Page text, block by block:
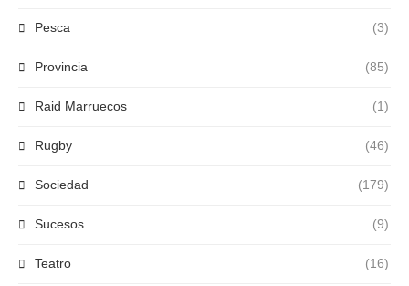
Pesca (3)
Provincia (85)
Raid Marruecos (1)
Rugby (46)
Sociedad (179)
Sucesos (9)
Teatro (16)